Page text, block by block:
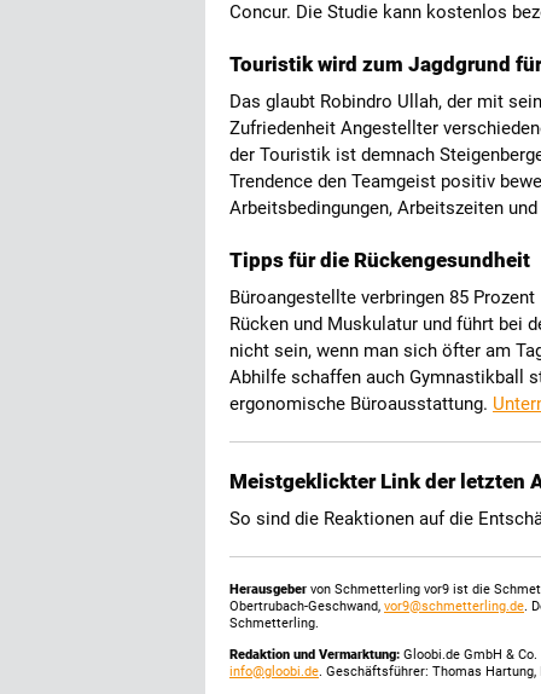
Concur. Die Studie kann kostenlos
Touristik wird zum Jagdgrund
Das glaubt Robindro Ullah, der mit
Zufriedenheit Angestellter
der Touristik ist demnach
Trendence den Teamgeist positiv
Arbeitsbedingungen, Arbeitszeiten
Tipps für die Rückengesundheit
Büroangestellte verbringen 85
Rücken und Muskulatur und führt bei
nicht sein, wenn man sich öfter am
Abhilfe schaffen auch Gymnastikball
ergonomische Büroausstattung.
Meistgeklickter Link der letzten
So sind die Reaktionen auf die
Herausgeber von Schmetterling vor9 ist die
Obertrubach-Geschwand, vor9@schmetterling.de.
Schmetterling.
Redaktion und Vermarktung: Gloobi.de GmbH &
info@gloobi.de. Geschäftsführer: Thomas